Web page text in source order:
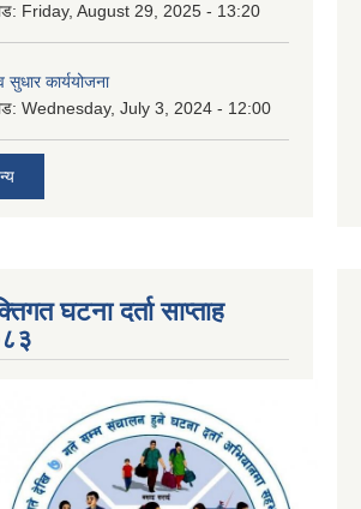
Friday, August 29, 2025 - 13:20
सुधार कार्ययोजना
Wednesday, July 3, 2024 - 12:00
घटना दर्ता साप्ताह